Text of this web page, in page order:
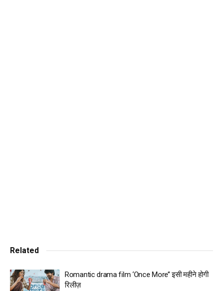
Related
Romantic drama film ‘Once More’’ इसी महीने होगी
रिलीज़